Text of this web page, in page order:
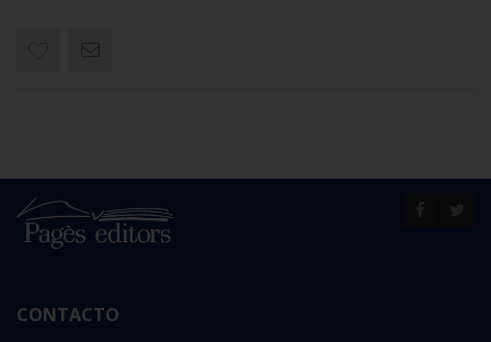
CONTACTO